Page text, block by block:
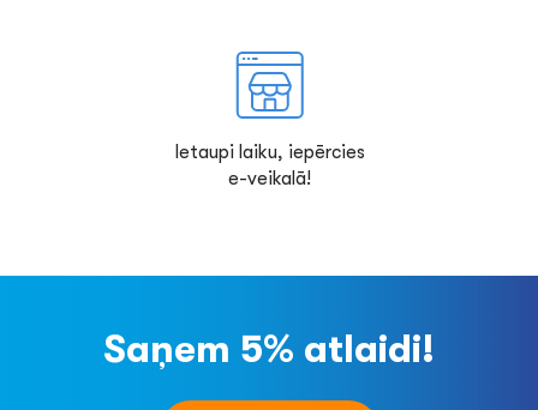
Ietaupi laiku, iepērcies
e-veikalā!
Saņem 5% atlaidi!